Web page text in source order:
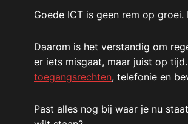
Goede ICT is geen rem op
Daarom is het verstandig om
er iets misgaat, maar juist op
toegangsrechten, telefonie en
Past alles nog bij waar je nu